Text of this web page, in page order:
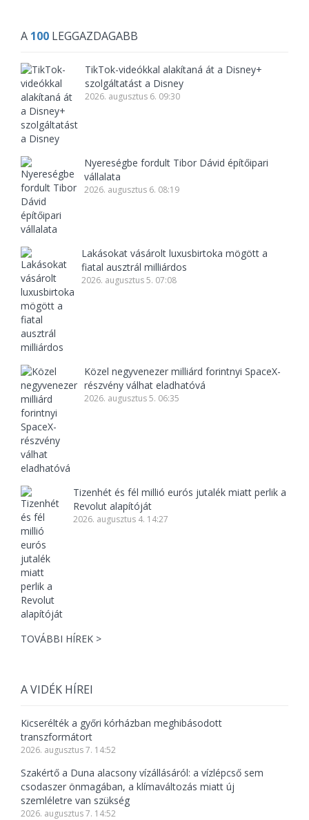
A 100 LEGGAZDAGABB
TikTok-videókkal alakítaná át a Disney+
szolgáltatást a Disney
2026. augusztus 6. 09:30
Nyereségbe fordult Tibor Dávid építőipari
vállalata
2026. augusztus 6. 08:19
Lakásokat vásárolt luxusbirtoka mögött a
fiatal ausztrál milliárdos
2026. augusztus 5. 07:08
Közel negyvenezer milliárd forintnyi SpaceX-
részvény válhat eladhatóvá
2026. augusztus 5. 06:35
Tizenhét és fél millió eurós jutalék miatt perlik a
Revolut alapítóját
2026. augusztus 4. 14:27
TOVÁBBI HÍREK >
A VIDÉK HÍREI
Kicserélték a győri kórházban meghibásodott
transzformátort
2026. augusztus 7. 14:52
Szakértő a Duna alacsony vízállásáról: a vízlépcső sem
csodaszer önmagában, a klímaváltozás miatt új
szemléletre van szükség
2026. augusztus 7. 14:52